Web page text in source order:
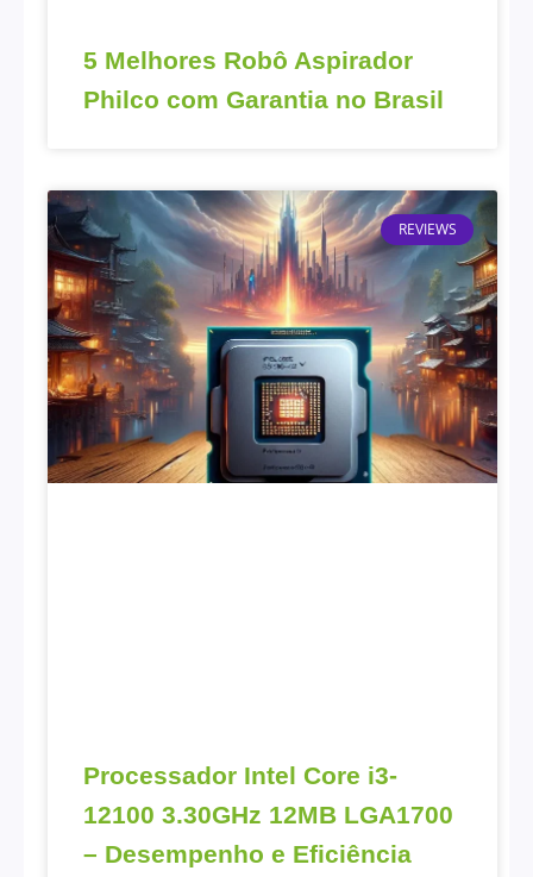
5 Melhores Robô Aspirador
Philco com Garantia no Brasil
REVIEWS
Processador Intel Core i3-
12100 3.30GHz 12MB LGA1700
– Desempenho e Eficiência